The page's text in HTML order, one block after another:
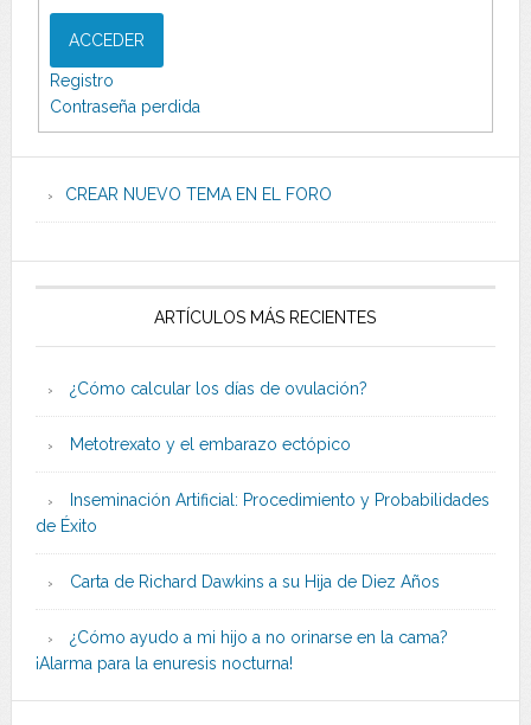
ACCEDER
Registro
Contraseña perdida
CREAR NUEVO TEMA EN EL FORO
ARTÍCULOS MÁS RECIENTES
¿Cómo calcular los días de ovulación?
Metotrexato y el embarazo ectópico
Inseminación Artificial: Procedimiento y Probabilidades
de Éxito
Carta de Richard Dawkins a su Hija de Diez Años
¿Cómo ayudo a mi hijo a no orinarse en la cama?
¡Alarma para la enuresis nocturna!